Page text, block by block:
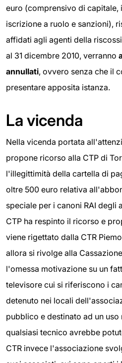
euro (comprensivo di capitale,
iscrizione a ruolo e sanzioni),
affidati agli agenti della
al 31 dicembre 2010, verranno
annullati, ovvero senza che il
presentare apposita istanza.
La vicenda
Nella vicenda portata
propone ricorso alla CTP di
l'illegittimità della cartella di
oltre 500 euro relativa
speciale per i canoni RAI degli
CTP ha respinto il ricorso e
viene rigettato dalla CTR
allora si rivolge alla
l'omessa motivazione su un
televisore cui si riferiscono i
detenuto nei locali
pubblico e destinato ad un
qualsiasi tecnico avrebbe
CTR invece l'associazione